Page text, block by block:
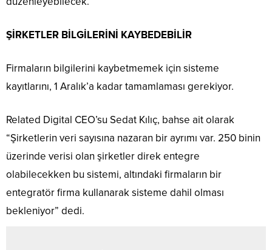
ŞİRKETLER BİLGİLERİNİ KAYBEDEBİLİR
Firmaların bilgilerini kaybetmemek için sisteme
kayıtlarını, 1 Aralık’a kadar tamamlaması gerekiyor.
Related Digital CEO’su Sedat Kılıç, bahse ait olarak
“Şirketlerin veri sayısına nazaran bir ayrımı var. 250 binin
üzerinde verisi olan şirketler direk entegre
olabilecekken bu sistemi, altındaki firmaların bir
entegratör firma kullanarak sisteme dahil olması
bekleniyor” dedi.